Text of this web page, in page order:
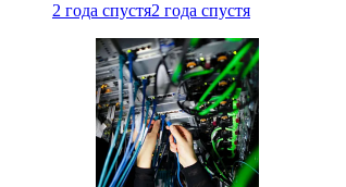
2 года спустя2 года спустя